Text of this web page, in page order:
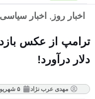
اخبار روز , اخبار سیاسی
دلار درآورد!
مهدی عرب نژاد ۵ شهریور ۱۴۰۲